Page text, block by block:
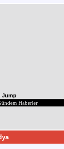
Jump